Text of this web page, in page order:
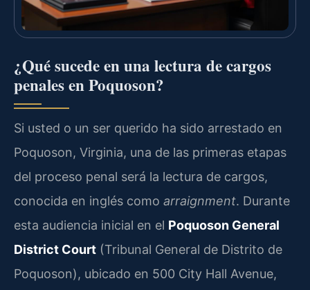
¿Qué sucede en una lectura de cargos
penales en Poquoson?
Si usted o un ser querido ha sido arrestado en
Poquoson, Virginia, una de las primeras etapas
del proceso penal será la lectura de cargos,
conocida en inglés como arraignment. Durante
esta audiencia inicial en el Poquoson General
District Court (Tribunal General de Distrito de
Poquoson), ubicado en 500 City Hall Avenue,